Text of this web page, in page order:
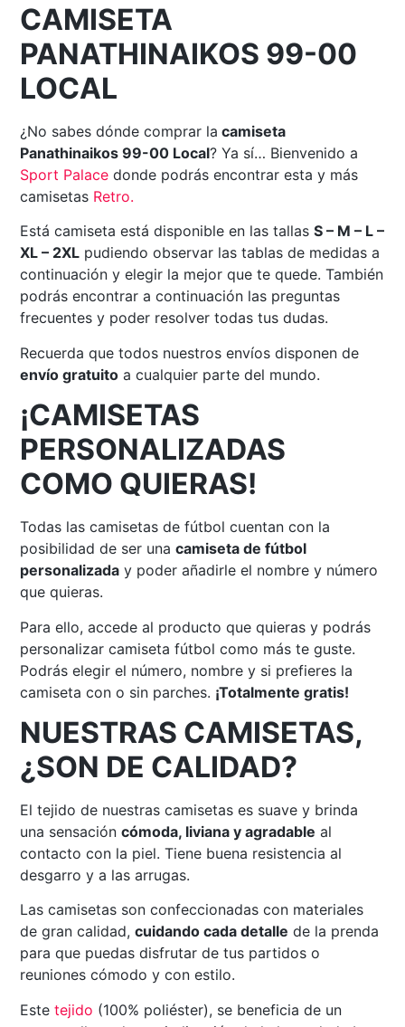
CAMISETA
PANATHINAIKOS 99-00
LOCAL
¿No sabes dónde comprar la camiseta
Panathinaikos 99-00 Local? Ya sí… Bienvenido a
Sport Palace donde podrás encontrar esta y más
camisetas Retro.
Está camiseta está disponible en las tallasS – M – L –
XL – 2XL pudiendo observar las tablas de medidas a
continuación y elegir la mejor que te quede. También
podrás encontrar a continuación las preguntas
frecuentes y poder resolver todas tus dudas.
Recuerda que todos nuestros envíos disponen de
envío gratuito a cualquier parte del mundo.
¡CAMISETAS
PERSONALIZADAS
COMO QUIERAS!
Todas las camisetas de fútbol cuentan con la
posibilidad de ser unacamiseta de fútbol
personalizada y poder añadirle el nombre y número
que quieras.
Para ello, accede al producto que quieras y podrás
personalizar camiseta fútbol como más te guste.
Podrás elegir el número, nombre y si prefieres la
camiseta con o sin parches. ¡Totalmente gratis!
NUESTRAS CAMISETAS,
¿SON DE CALIDAD?
El tejido de nuestras camisetas es suave y brinda
una sensacióncómoda, liviana y agradable al
contacto con la piel. Tiene buena resistencia al
desgarro y a las arrugas.
Las camisetas son confeccionadas con materiales
de gran calidad,cuidando cada detalle de la prenda
para que puedas disfrutar de tus partidos o
reuniones cómodo y con estilo.
Estetejido (100% poliéster), se beneficia de un